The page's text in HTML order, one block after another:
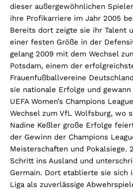
dieser außergewöhnlichen
ihre Profikarriere im Jahr 2005
Bereits dort zeigte sie ihr Talent
einer festen Größe in der
gelang 2009 mit dem Wechsel
Potsdam, einem der
Frauenfußballvereine
sie nationale Erfolge und
UEFA Women’s Champions
Wechsel zum VfL Wolfsburg, wo
Nadine Keßler große Erfolge
der Gewinn der Champions
Meisterschaften und Pokalsiege.
Schritt ins Ausland und
Germain. Dort etablierte sie sich
Liga als zuverlässige